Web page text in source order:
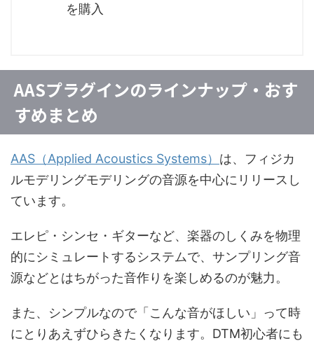
を購入
AASプラグインのラインナップ・おす
すめまとめ
AAS（Applied Acoustics Systems） は、フィジカ
ルモデリングモデリングの音源を中心にリリースし
ています。
エレピ・シンセ・ギターなど、楽器のしくみを物理
的にシミュレートするシステムで、サンプリング音
源などとはちがった音作りを楽しめるのが魅力。
また、シンプルなので「こんな音がほしい」って時
にとりあえずひらきたくなります。DTM初心者にも